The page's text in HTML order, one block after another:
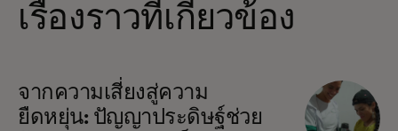
เรื่องราวที่เกี่ยวข้อง
จากความเสี่ยงสู่ความ
ยืดหยุ่น: ปัญญาประดิษฐ์ช่วย